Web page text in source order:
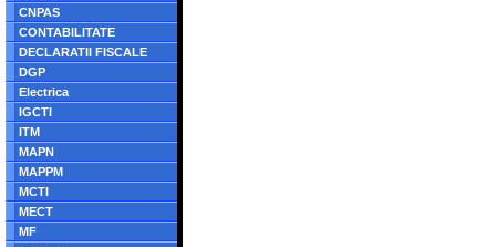
CNPAS
CONTABILITATE
DECLARATII FISCALE
DGP
Electrica
IGCTI
ITM
MAPN
MAPPM
MCTI
MECT
MF